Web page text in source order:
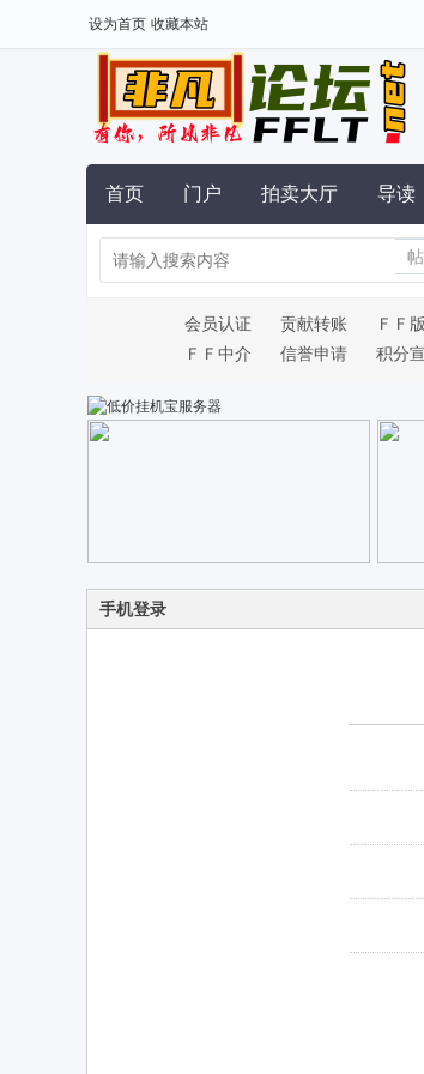
设为首页 收藏本站
首页 门户 拍卖大厅 导读
会员认证 贡献转账 ＦＦ
ＦＦ中介
信誉申请 积分
手机登录